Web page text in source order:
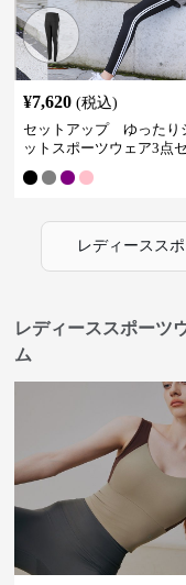
¥7,620 (税込)
セットアップ ゆったり
ットスポーツウェア3点
レディースス
レディーススポーツ
ム